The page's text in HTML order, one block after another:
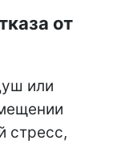
от
или
стресс,